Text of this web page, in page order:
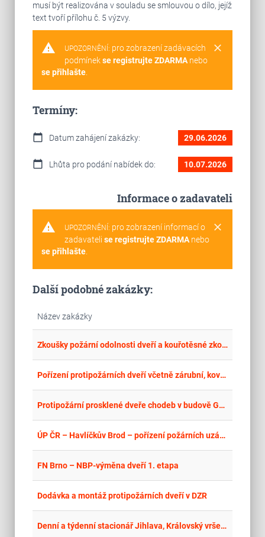
musí být realizována v souladu se smlouvou o dílo, jejíž
text tvoří přílohu č. 5 výzvy.
warning clear
UPOZORNĚNÍ: pro zobrazení zadávacích
podmínekse registrujte ZDARMAnebo
se přihlašte.
Termíny:
calendar_today Datum zahájení zakázky: 29.06.2026
calendar_today Lhůta pro podání nabídek do: 10.07.2026
Informace o zadavateli
warning clear
UPOZORNĚNÍ: pro zobrazení informací o
zadavateli se registrujte ZDARMAnebo
se přihlašte.
Další podobné zakázky:
Název zakázky
Zkoušky požární odolnosti dveří a kouřotěsné zkoušky dveří
Pořízení protipožárních dveří včetně zárubní, kování a prahů
Protipožární prosklené dveře chodeb v budově GFÚ AV ČR, v.v.i.
ÚP ČR – Havlíčkův Brod – pořízení požárních uzávěrů, Jihlavská 42 – II.
FN Brno – NBP-výměna dveří 1. etapa
Dodávka a montáž protipožárních dveří v DZR
Denní a týdenní stacionář Jihlava, Královský vršek 9, Jihlava - Výměna interiérových dveří v určených místnostech